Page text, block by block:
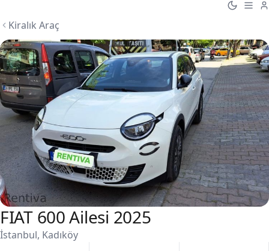
Kiralık Araç
1 / 1
FIAT 600 Ailesi 2025
İstanbul, Kadıköy